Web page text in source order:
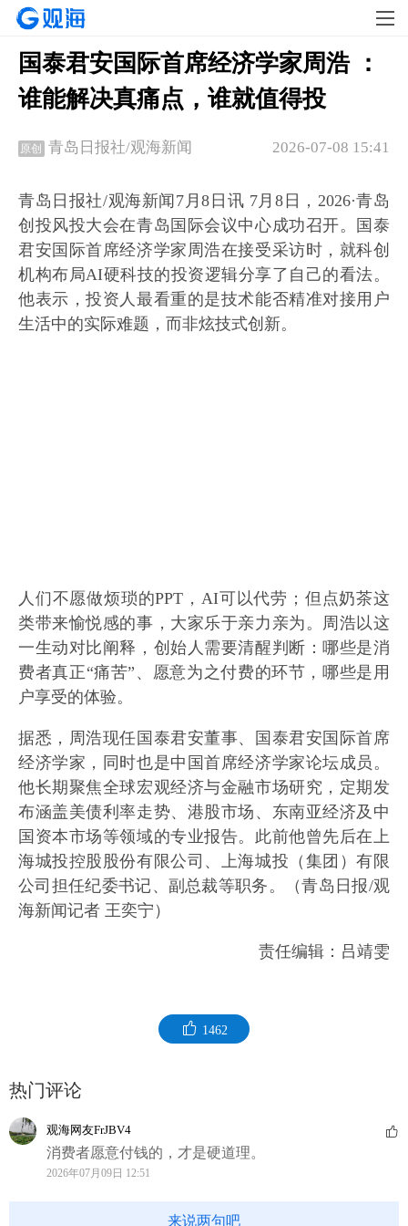
国泰君安国际首席经济学家周浩 ：
谁能解决真痛点，谁就值得投
原创 2026-07-08 15:41
青岛日报社/观海新闻
青岛日报社/观海新闻7月8日讯 7月8日，2026·青岛
创投风投大会在青岛国际会议中心成功召开。国泰
君安国际首席经济学家周浩在接受采访时，就科创
机构布局AI硬科技的投资逻辑分享了自己的看法。
他表示，投资人最看重的是技术能否精准对接用户
生活中的实际难题，而非炫技式创新。
人们不愿做烦琐的PPT，AI可以代劳；但点奶茶这
类带来愉悦感的事，大家乐于亲力亲为。周浩以这
一生动对比阐释，创始人需要清醒判断：哪些是消
费者真正“痛苦”、愿意为之付费的环节，哪些是用
户享受的体验。
据悉，周浩现任国泰君安董事、国泰君安国际首席
经济学家，同时也是中国首席经济学家论坛成员。
他长期聚焦全球宏观经济与金融市场研究，定期发
布涵盖美债利率走势、港股市场、东南亚经济及中
国资本市场等领域的专业报告。此前他曾先后在上
海城投控股股份有限公司、上海城投（集团）有限
公司担任纪委书记、副总裁等职务。（青岛日报/观
海新闻记者 王奕宁）
责任编辑：吕靖雯
1462
热门评论
观海网友FrJBV4
消费者愿意付钱的，才是硬道理。
2026年07月09日 12:51
来说两句吧